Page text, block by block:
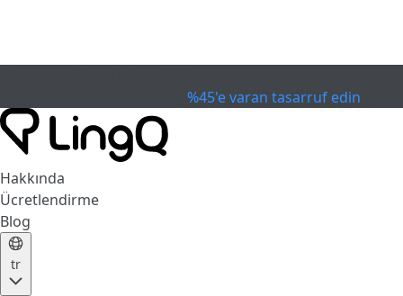
%45'e varan tasarruf edin
Hakkında
Ücretlendirme
Blog
tr